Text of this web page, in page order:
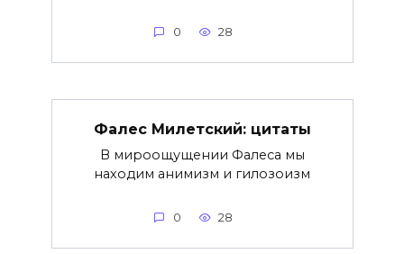
0 28
Фалес Милетский: цитаты
В мироощущении Фалеса мы
находим анимизм и гилозоизм
0 28